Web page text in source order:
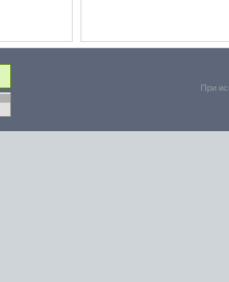
При